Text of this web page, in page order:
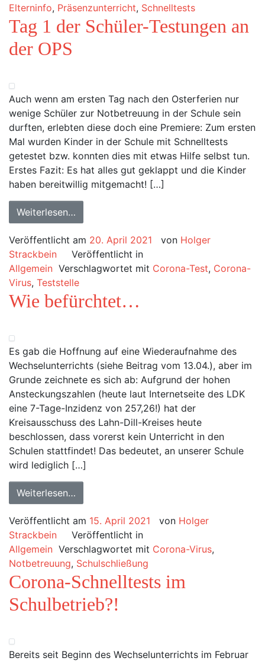
Elterninfo, Präsenzunterricht, Schnelltests
Tag 1 der Schüler-Testungen an
der OPS
Auch wenn am ersten Tag nach den Osterferien nur
wenige Schüler zur Notbetreuung in der Schule sein
durften, erlebten diese doch eine Premiere: Zum ersten
Mal wurden Kinder in der Schule mit Schnelltests
getestet bzw. konnten dies mit etwas Hilfe selbst tun.
Erstes Fazit: Es hat alles gut geklappt und die Kinder
haben bereitwillig mitgemacht! […]
Weiterlesen…
Veröffentlicht am 20. April 2021 von Holger
Strackbein
Veröffentlicht in
Allgemein Verschlagwortet mit Corona-Test, Corona-
Virus, Teststelle
Wie befürchtet…
Es gab die Hoffnung auf eine Wiederaufnahme des
Wechselunterrichts (siehe Beitrag vom 13.04.), aber im
Grunde zeichnete es sich ab: Aufgrund der hohen
Ansteckungszahlen (heute laut Internetseite des LDK
eine 7-Tage-Inzidenz von 257,26!) hat der
Kreisausschuss des Lahn-Dill-Kreises heute
beschlossen, dass vorerst kein Unterricht in den
Schulen stattfindet! Das bedeutet, an unserer Schule
wird lediglich […]
Weiterlesen…
Veröffentlicht am 15. April 2021 von Holger
Strackbein
Veröffentlicht in
Allgemein Verschlagwortet mit Corona-Virus,
Notbetreuung, Schulschließung
Corona-Schnelltests im
Schulbetrieb?!
Bereits seit Beginn des Wechselunterrichts im Februar